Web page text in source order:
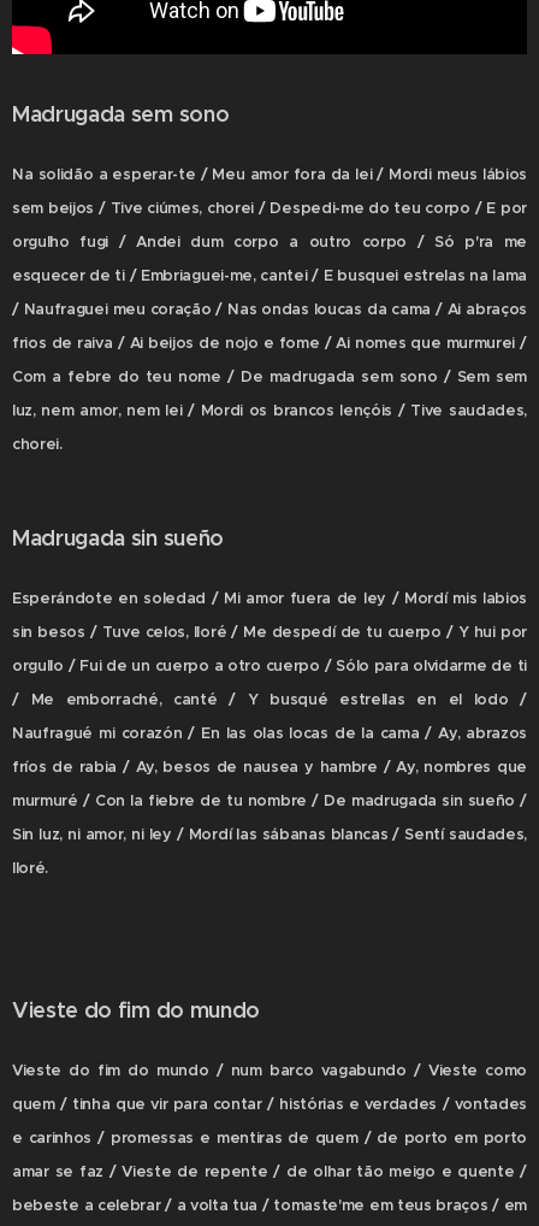
Madrugada sem sono
Na solidão a esperar-te / Meu amor fora da lei / Mordi meus lábios
sem beijos / Tive ciúmes, chorei / Despedi-me do teu corpo / E por
orgulho fugi / Andei dum corpo a outro corpo / Só p'ra me
esquecer de ti / Embriaguei-me, cantei / E busquei estrelas na lama
/ Naufraguei meu coração / Nas ondas loucas da cama / Ai abraços
frios de raiva / Ai beijos de nojo e fome / Ai nomes que murmurei /
Com a febre do teu nome / De madrugada sem sono / Sem sem
luz, nem amor, nem lei / Mordi os brancos lençóis / Tive saudades,
chorei.
Madrugada sin sueño
Esperándote en soledad / Mi amor fuera de ley / Mordí mis labios
sin besos / Tuve celos, lloré / Me despedí de tu cuerpo / Y hui por
orgullo / Fui de un cuerpo a otro cuerpo / Sólo para olvidarme de ti
/ Me emborraché, canté / Y busqué estrellas en el lodo /
Naufragué mi corazón / En las olas locas de la cama / Ay, abrazos
fríos de rabia / Ay, besos de nausea y hambre / Ay, nombres que
murmuré / Con la fiebre de tu nombre / De madrugada sin sueño /
Sin luz, ni amor, ni ley / Mordí las sábanas blancas / Sentí saudades,
lloré.
Vieste do fim do mundo
Vieste do fim do mundo / num barco vagabundo / Vieste como
quem / tinha que vir para contar / histórias e verdades / vontades
e carinhos / promessas e mentiras de quem / de porto em porto
amar se faz / Vieste de repente / de olhar tão meigo e quente /
bebeste a celebrar / a volta tua / tomaste'me em teus braços / em